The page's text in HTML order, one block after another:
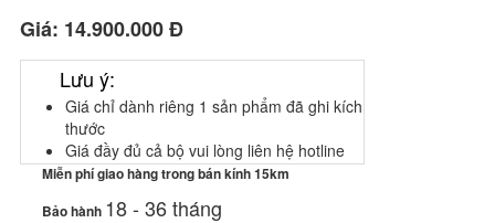
Giá: 14.900.000 Đ
Lưu ý:
Giá chỉ dành riêng 1 sản phẩm đã ghi kích
thước
Giá đầy đủ cả bộ vui lòng liên hệ hotline
Miễn phí giao hàng trong bán kính 15km
Bảo hành 18 - 36 tháng